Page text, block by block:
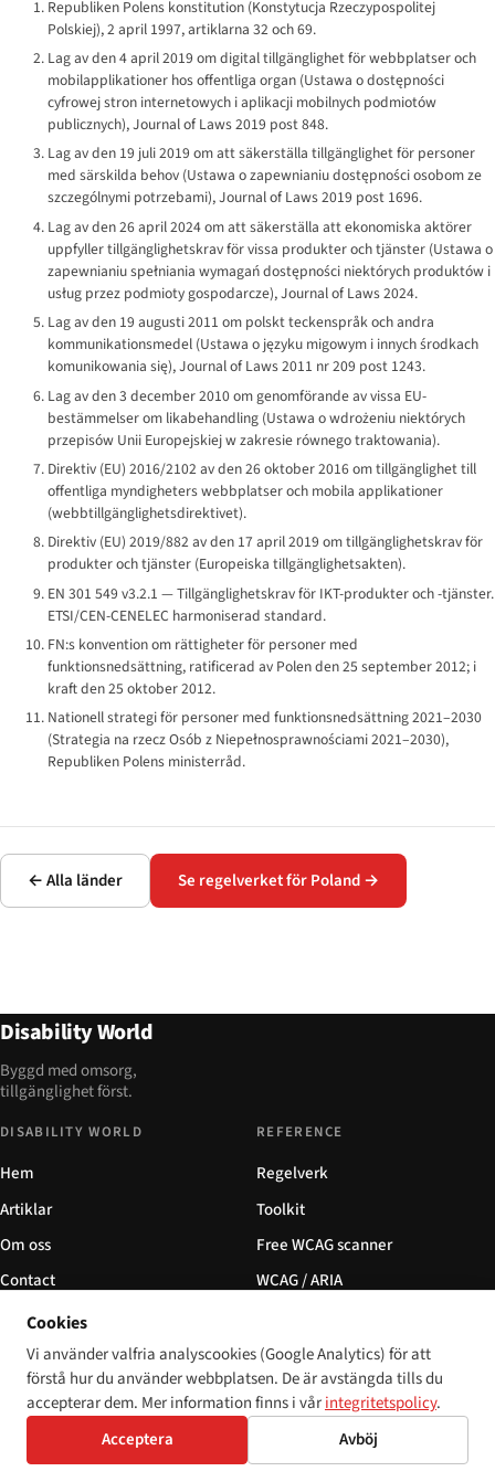
Republiken Polens konstitution (Konstytucja Rzeczypospolitej
Polskiej), 2 april 1997, artiklarna 32 och 69.
Lag av den 4 april 2019 om digital tillgänglighet för webbplatser och
mobilapplikationer hos offentliga organ (Ustawa o dostępności
cyfrowej stron internetowych i aplikacji mobilnych podmiotów
publicznych),Journal of Laws2019 post 848.
Lag av den 19 juli 2019 om att säkerställa tillgänglighet för personer
med särskilda behov (Ustawa o zapewnianiu dostępności osobom ze
szczególnymi potrzebami),Journal of Laws2019 post 1696.
Lag av den 26 april 2024 om att säkerställa att ekonomiska aktörer
uppfyller tillgänglighetskrav för vissa produkter och tjänster (Ustawa o
zapewnianiu spełniania wymagań dostępności niektórych produktów i
usług przez podmioty gospodarcze),Journal of Laws2024.
Lag av den 19 augusti 2011 om polskt teckenspråk och andra
kommunikationsmedel (Ustawa o języku migowym i innych środkach
komunikowania się),Journal of Laws2011 nr 209 post 1243.
Lag av den 3 december 2010 om genomförande av vissa EU-
bestämmelser om likabehandling (Ustawa o wdrożeniu niektórych
przepisów Unii Europejskiej w zakresie równego traktowania).
Direktiv (EU) 2016/2102 av den 26 oktober 2016 om tillgänglighet till
offentliga myndigheters webbplatser och mobila applikationer
(webbtillgänglighetsdirektivet).
Direktiv (EU) 2019/882 av den 17 april 2019 om tillgänglighetskrav för
produkter och tjänster (Europeiska tillgänglighetsakten).
EN 301 549 v3.2.1 — Tillgänglighetskrav för IKT-produkter och -tjänster.
ETSI/CEN-CENELEC harmoniserad standard.
FN:s konvention om rättigheter för personer med
funktionsnedsättning, ratificerad av Polen den 25 september 2012; i
kraft den 25 oktober 2012.
Nationell strategi för personer med funktionsnedsättning 2021–2030
(Strategia na rzecz Osób z Niepełnosprawnościami 2021–2030),
Republiken Polens ministerråd.
← Alla länder Se regelverket för Poland →
Disability World
Byggd med omsorg,
tillgänglighet först.
DISABILITY WORLD
Hem
Artiklar
Om oss
Contact
Privacy
REFERENCE
Regelverk
Toolkit
Free WCAG scanner
WCAG / ARIA
AUDIENCES
For developers
For ecommerce
COMMUNITY
Trainings
Cookies
Vi använder valfria analyscookies (Google Analytics) för att
förstå hur du använder webbplatsen. De är avstängda tills du
accepterar dem. Mer information finns i vårintegritetspolicy.
Acceptera
Avböj